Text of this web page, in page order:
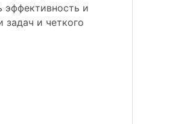
эффективность и
задач и четкого